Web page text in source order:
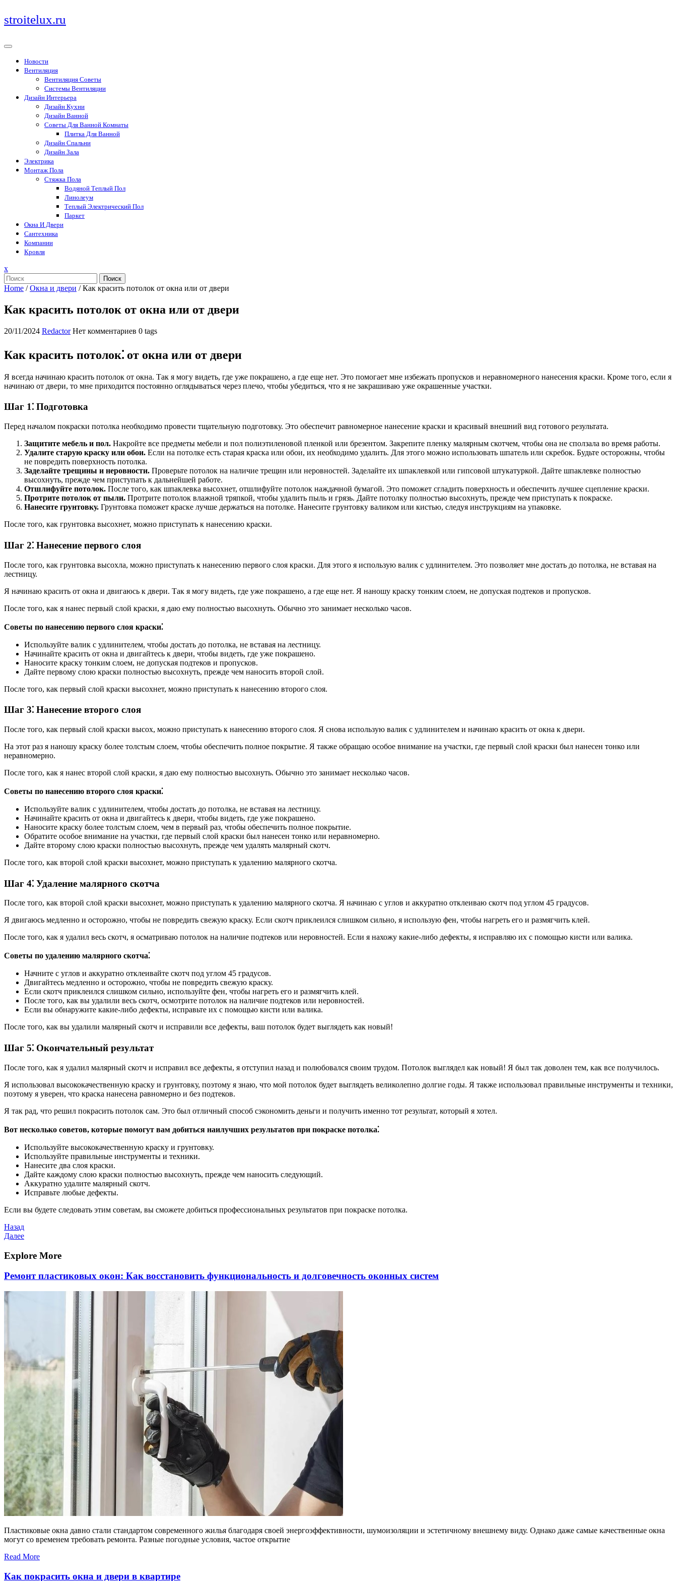
Перейти
к
stroitelux.ru
Новости
Вентиляция
Вентиляция Советы
Системы Вентиляции
Дизайн Интерьера
Дизайн Кухни
Дизайн Ванной
Советы Для Ванной Комнаты
Плитка Для Ванной
Дизайн Спальни
Дизайн Зала
Электрика
Монтаж Пола
Стяжка Пола
Водяной Теплый Пол
Линолеум
Теплый Электрический Пол
Паркет
Окна И Двери
Сантехника
Компании
Кровля
xЗакрыть
меню
Поиск
Home /Окна и двери /Как красить потолок от окна или от двери
Как красить потолок от окна или от двери
20/11/2024 Redactor Нет комментариев 0 tags
Как красить потолок⁚ от окна или от двери
Я всегда начинаю красить потолок от окна. Так я могу видеть, где уже покрашено, а где еще нет. Это помогает мне избежать пропусков и неравномерного нанесения краски. Кроме того, если я
начинаю от двери, то мне приходится постоянно оглядываться через плечо, чтобы убедиться, что я не закрашиваю уже окрашенные участки.
Шаг 1⁚ Подготовка
Перед началом покраски потолка необходимо провести тщательную подготовку. Это обеспечит равномерное нанесение краски и красивый внешний вид готового результата.
Защитите мебель и пол. Накройте все предметы мебели и пол полиэтиленовой пленкой или брезентом. Закрепите пленку малярным скотчем, чтобы она не сползала во время работы.
Удалите старую краску или обои. Если на потолке есть старая краска или обои, их необходимо удалить. Для этого можно использовать шпатель или скребок. Будьте осторожны, чтобы
не повредить поверхность потолка.
Заделайте трещины и неровности. Проверьте потолок на наличие трещин или неровностей. Заделайте их шпаклевкой или гипсовой штукатуркой. Дайте шпаклевке полностью
высохнуть, прежде чем приступать к дальнейшей работе.
Отшлифуйте потолок. После того, как шпаклевка высохнет, отшлифуйте потолок наждачной бумагой. Это поможет сгладить поверхность и обеспечить лучшее сцепление краски.
Протрите потолок от пыли. Протрите потолок влажной тряпкой, чтобы удалить пыль и грязь. Дайте потолку полностью высохнуть, прежде чем приступать к покраске.
Нанесите грунтовку. Грунтовка поможет краске лучше держаться на потолке. Нанесите грунтовку валиком или кистью, следуя инструкциям на упаковке.
После того, как грунтовка высохнет, можно приступать к нанесению краски.
Шаг 2⁚ Нанесение первого слоя
После того, как грунтовка высохла, можно приступать к нанесению первого слоя краски. Для этого я использую валик с удлинителем. Это позволяет мне достать до потолка, не вставая на
лестницу.
Я начинаю красить от окна и двигаюсь к двери. Так я могу видеть, где уже покрашено, а где еще нет. Я наношу краску тонким слоем, не допуская подтеков и пропусков.
После того, как я нанес первый слой краски, я даю ему полностью высохнуть. Обычно это занимает несколько часов.
Советы по нанесению первого слоя краски⁚
Используйте валик с удлинителем, чтобы достать до потолка, не вставая на лестницу.
Начинайте красить от окна и двигайтесь к двери, чтобы видеть, где уже покрашено.
Наносите краску тонким слоем, не допуская подтеков и пропусков.
Дайте первому слою краски полностью высохнуть, прежде чем наносить второй слой.
После того, как первый слой краски высохнет, можно приступать к нанесению второго слоя.
Шаг 3⁚ Нанесение второго слоя
После того, как первый слой краски высох, можно приступать к нанесению второго слоя. Я снова использую валик с удлинителем и начинаю красить от окна к двери.
На этот раз я наношу краску более толстым слоем, чтобы обеспечить полное покрытие. Я также обращаю особое внимание на участки, где первый слой краски был нанесен тонко или
неравномерно.
После того, как я нанес второй слой краски, я даю ему полностью высохнуть. Обычно это занимает несколько часов.
Советы по нанесению второго слоя краски⁚
Используйте валик с удлинителем, чтобы достать до потолка, не вставая на лестницу.
Начинайте красить от окна и двигайтесь к двери, чтобы видеть, где уже покрашено.
Наносите краску более толстым слоем, чем в первый раз, чтобы обеспечить полное покрытие.
Обратите особое внимание на участки, где первый слой краски был нанесен тонко или неравномерно.
Дайте второму слою краски полностью высохнуть, прежде чем удалять малярный скотч.
После того, как второй слой краски высохнет, можно приступать к удалению малярного скотча.
Шаг 4⁚ Удаление малярного скотча
После того, как второй слой краски высохнет, можно приступать к удалению малярного скотча. Я начинаю с углов и аккуратно отклеиваю скотч под углом 45 градусов.
Я двигаюсь медленно и осторожно, чтобы не повредить свежую краску. Если скотч приклеился слишком сильно, я использую фен, чтобы нагреть его и размягчить клей.
После того, как я удалил весь скотч, я осматриваю потолок на наличие подтеков или неровностей. Если я нахожу какие-либо дефекты, я исправляю их с помощью кисти или валика.
Советы по удалению малярного скотча⁚
Начните с углов и аккуратно отклеивайте скотч под углом 45 градусов.
Двигайтесь медленно и осторожно, чтобы не повредить свежую краску.
Если скотч приклеился слишком сильно, используйте фен, чтобы нагреть его и размягчить клей.
После того, как вы удалили весь скотч, осмотрите потолок на наличие подтеков или неровностей.
Если вы обнаружите какие-либо дефекты, исправьте их с помощью кисти или валика.
После того, как вы удалили малярный скотч и исправили все дефекты, ваш потолок будет выглядеть как новый!
Шаг 5⁚ Окончательный результат
После того, как я удалил малярный скотч и исправил все дефекты, я отступил назад и полюбовался своим трудом. Потолок выглядел как новый! Я был так доволен тем, как все получилось.
Я использовал высококачественную краску и грунтовку, поэтому я знаю, что мой потолок будет выглядеть великолепно долгие годы. Я также использовал правильные инструменты и техники,
поэтому я уверен, что краска нанесена равномерно и без подтеков.
Я так рад, что решил покрасить потолок сам. Это был отличный способ сэкономить деньги и получить именно тот результат, который я хотел.
Вот несколько советов, которые помогут вам добиться наилучших результатов при покраске потолка⁚
Используйте высококачественную краску и грунтовку.
Используйте правильные инструменты и техники.
Нанесите два слоя краски.
Дайте каждому слою краски полностью высохнуть, прежде чем наносить следующий.
Аккуратно удалите малярный скотч.
Исправьте любые дефекты.
Если вы будете следовать этим советам, вы сможете добиться профессиональных результатов при покраске потолка.
Навигация
по
записям
Предыдущая
запись
Назад
Следующая
Далее
Explore More
Ремонт пластиковых окон: Как восстановить функциональность и долговечность оконных систем
Пластиковые окна давно стали стандартом современного жилья благодаря своей энергоэффективности, шумоизоляции и эстетичному внешнему виду. Однако даже самые качественные окна
могут со временем требовать ремонта. Разные погодные условия, частое открытие
Read More
Как покрасить окна и двери в квартире